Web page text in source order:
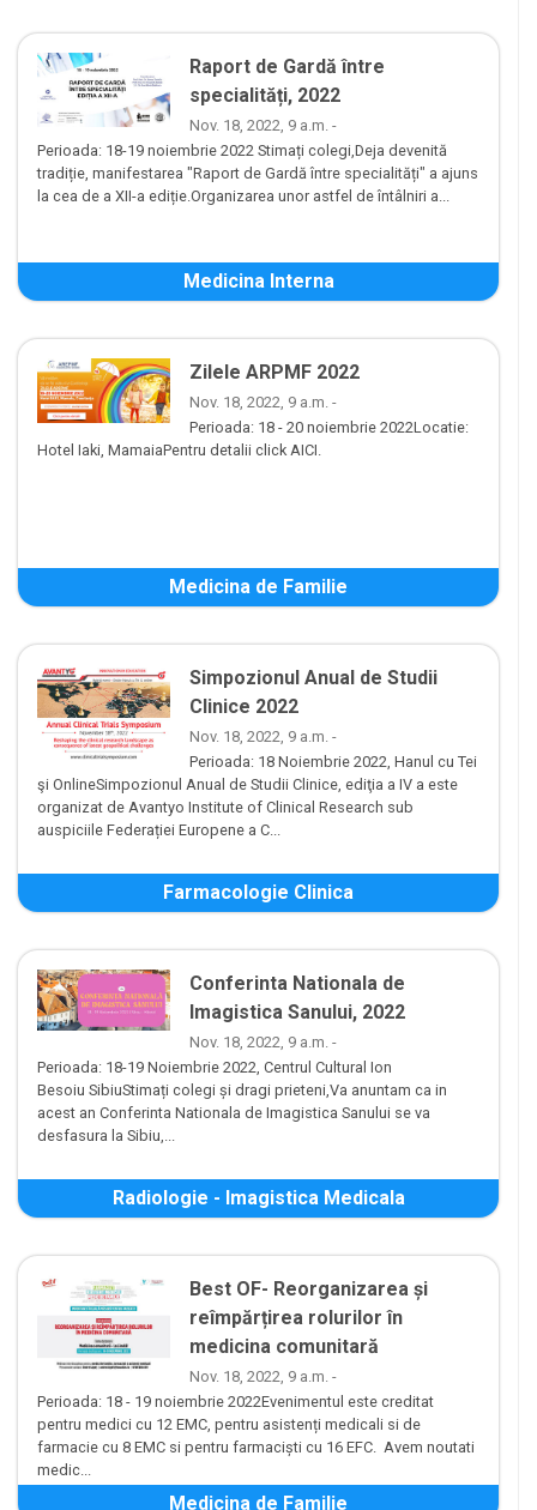
Raport de Gardă între
specialități, 2022
Nov. 18, 2022, 9 a.m. -
Perioada: 18-19 noiembrie 2022 Stimați colegi,Deja devenită
tradiție, manifestarea "Raport de Gardă între specialități" a ajuns
la cea de a XII-a ediție.Organizarea unor astfel de întâlniri a...
Medicina Interna
Zilele ARPMF 2022
Nov. 18, 2022, 9 a.m. -
Perioada: 18 - 20 noiembrie 2022Locatie:
Hotel Iaki, MamaiaPentru detalii click AICI.
Medicina de Familie
Simpozionul Anual de Studii
Clinice 2022
Nov. 18, 2022, 9 a.m. -
Perioada: 18 Noiembrie 2022, Hanul cu Tei
şi OnlineSimpozionul Anual de Studii Clinice, ediţia a IV a este
organizat de Avantyo Institute of Clinical Research sub
auspiciile Federației Europene a C...
Farmacologie Clinica
Conferinta Nationala de
Imagistica Sanului, 2022
Nov. 18, 2022, 9 a.m. -
Perioada: 18-19 Noiembrie 2022, Centrul Cultural Ion
Besoiu SibiuStimați colegi și dragi prieteni,Va anuntam ca in
acest an Conferinta Nationala de Imagistica Sanului se va
desfasura la Sibiu,...
Radiologie - Imagistica Medicala
Best OF- Reorganizarea și
reîmpărțirea rolurilor în
medicina comunitară
Nov. 18, 2022, 9 a.m. -
Perioada: 18 - 19 noiembrie 2022Evenimentul este creditat
pentru medici cu 12 EMC, pentru asistenți medicali si de
farmacie cu 8 EMC si pentru farmaciști cu 16 EFC. Avem noutati
medic...
Medicina de Familie